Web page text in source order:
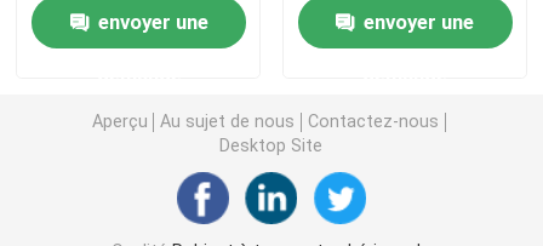
robinet à tournant sphérique électrique
Robinet à tournant sphérique de joint en métal
envoyer une
commandé par
engrenageenvoyer une
Aperçu Au sujet de nous
Contactez-nous
Desktop Site